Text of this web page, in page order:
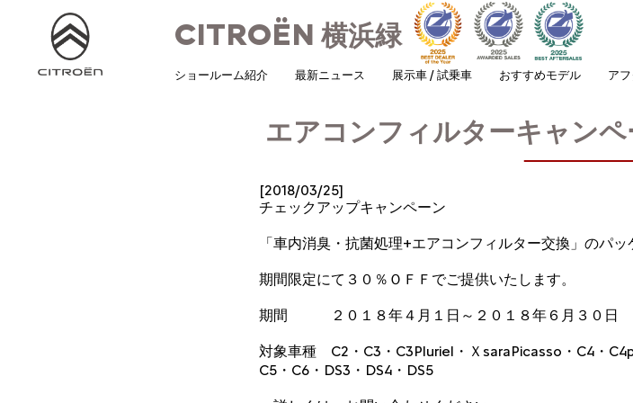
CITROËN 横浜緑
ショールーム紹介 最新ニュース 展示車 / 試乗車 おすすめモデル ア
エアコンフィルターキャン
[2018/03/25]
チェックアップキャンペーン
「車内消臭・抗菌処理+エアコンフィルター交換」のパッ
期間限定にて３０％ＯＦＦでご提供いたします。
期間 ２０１８年４月１日～２０１８年６月３０日
対象車種 C2・C3・C3Pluriel・ＸsaraPicasso・C4・
C5・C6・DS3・DS4・DS5